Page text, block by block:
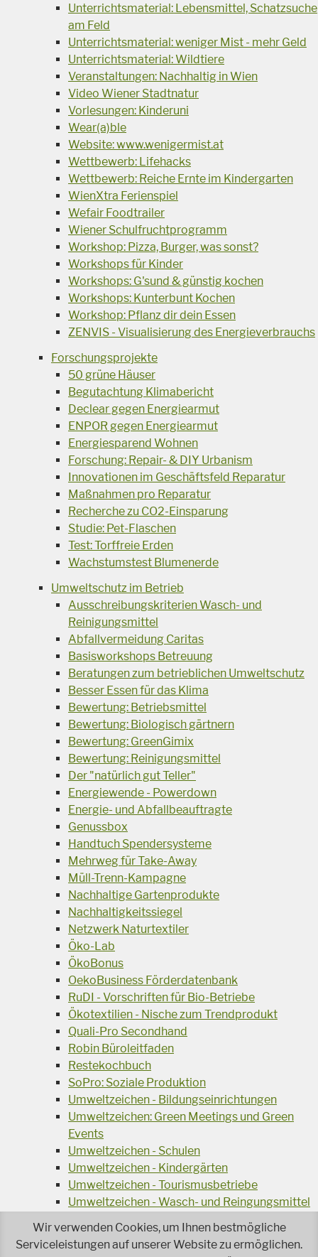
Unterrichtsmaterial: Lebensmittel, Schatzsuche
am Feld
Unterrichtsmaterial: weniger Mist - mehr Geld
Unterrichtsmaterial: Wildtiere
Veranstaltungen: Nachhaltig in Wien
Video Wiener Stadtnatur
Vorlesungen: Kinderuni
Wear(a)ble
Website: www.wenigermist.at
Wettbewerb: Lifehacks
Wettbewerb: Reiche Ernte im Kindergarten
WienXtra Ferienspiel
Wefair Foodtrailer
Wiener Schulfruchtprogramm
Workshop: Pizza, Burger, was sonst?
Workshops für Kinder
Workshops: G'sund & günstig kochen
Workshops: Kunterbunt Kochen
Workshop: Pflanz dir dein Essen
ZENVIS - Visualisierung des Energieverbrauchs
Forschungsprojekte
50 grüne Häuser
Begutachtung Klimabericht
Declear gegen Energiearmut
ENPOR gegen Energiearmut
Energiesparend Wohnen
Forschung: Repair- & DIY Urbanism
Innovationen im Geschäftsfeld Reparatur
Maßnahmen pro Reparatur
Recherche zu CO2-Einsparung
Studie: Pet-Flaschen
Test: Torffreie Erden
Wachstumstest Blumenerde
Umweltschutz im Betrieb
Ausschreibungskriterien Wasch- und
Reinigungsmittel
Abfallvermeidung Caritas
Basisworkshops Betreuung
Beratungen zum betrieblichen Umweltschutz
Besser Essen für das Klima
Bewertung: Betriebsmittel
Bewertung: Biologisch gärtnern
Bewertung: GreenGimix
Bewertung: Reinigungsmittel
Der "natürlich gut Teller"
Energiewende - Powerdown
Energie- und Abfallbeauftragte
Genussbox
Handtuch Spendersysteme
Mehrweg für Take-Away
Müll-Trenn-Kampagne
Nachhaltige Gartenprodukte
Nachhaltigkeitssiegel
Netzwerk Naturtextiler
Öko-Lab
ÖkoBonus
OekoBusiness Förderdatenbank
RuDI - Vorschriften für Bio-Betriebe
Ökotextilien - Nische zum Trendprodukt
Quali-Pro Secondhand
Robin Büroleitfaden
Restekochbuch
SoPro: Soziale Produktion
Umweltzeichen - Bildungseinrichtungen
Umweltzeichen: Green Meetings und Green
Events
Umweltzeichen - Schulen
Umweltzeichen - Kindergärten
Umweltzeichen - Tourismusbetriebe
Umweltzeichen - Wasch- und Reingungsmittel
Wiederverwendung von Elektroaltgeräten
Wasser - das Businessgetränk
Wir verwenden Cookies, um Ihnen bestmögliche
Serviceleistungen auf unserer Website zu ermöglichen.